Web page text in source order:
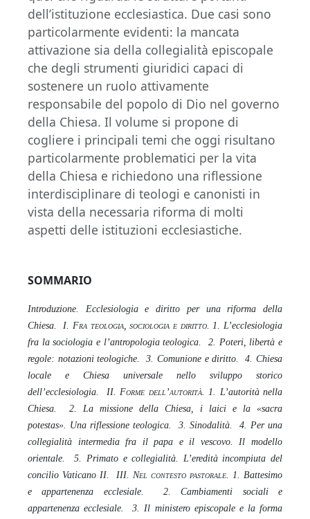
dell’istituzione ecclesiastica. Due casi sono
particolarmente evidenti: la mancata
attivazione sia della collegialità episcopale
che degli strumenti giuridici capaci di
sostenere un ruolo attivamente
responsabile del popolo di Dio nel governo
della Chiesa. Il volume si propone di
cogliere i principali temi che oggi risultano
particolarmente problematici per la vita
della Chiesa e richiedono una riflessione
interdisciplinare di teologi e canonisti in
vista della necessaria riforma di molti
aspetti delle istituzioni ecclesiastiche.
SOMMARIO
Introduzione. Ecclesiologia e diritto per una riforma della
Chiesa. I. Fra teologia, sociologia e diritto. 1. L’ecclesiologia
fra la sociologia e l’antropologia teologica. 2. Poteri, libertà e
regole: notazioni teologiche. 3. Comunione e diritto. 4. Chiesa
locale e Chiesa universale nello sviluppo storico
dell’ecclesiologia. II.Forme dell’autorità. 1. L’autorità nella
Chiesa. 2. La missione della Chiesa, i laici e la «sacra
potestas». Una riflessione teologica. 3. Sinodalità. 4. Per una
collegialità intermedia fra il papa e il vescovo. Il modello
orientale. 5. Primato e collegialità. L’eredità incompiuta del
concilio Vaticano II. III. Nel contesto pastorale. 1. Battesimo
e appartenenza ecclesiale. 2. Cambiamenti sociali e
appartenenza ecclesiale. 3. Il ministero episcopale e la forma